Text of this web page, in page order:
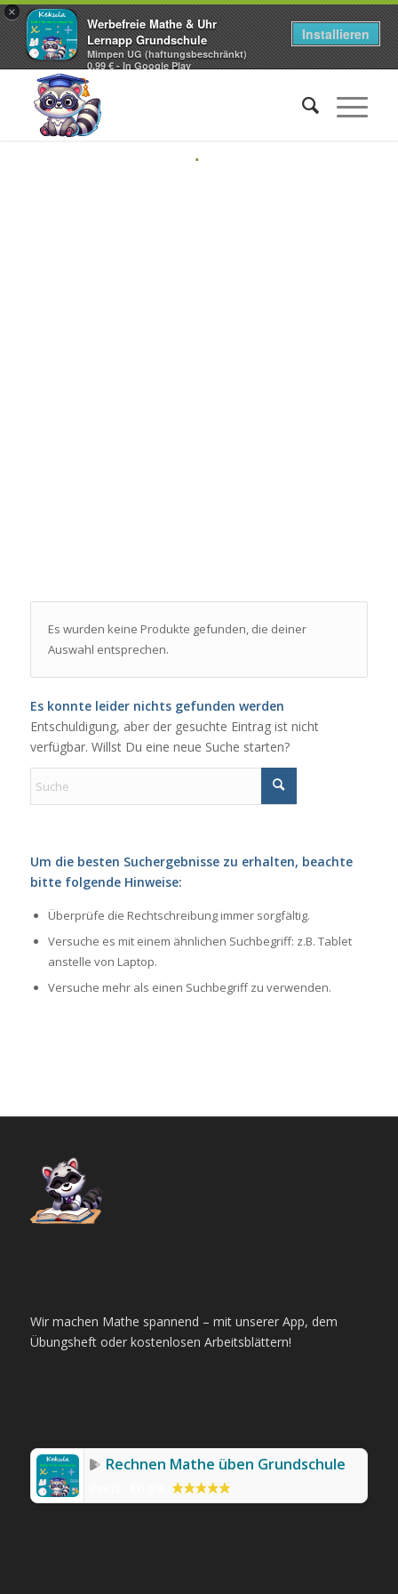
×
Werbefreie Mathe & Uhr
Lernapp Grundschule
Mimpen UG (haftungsbeschränkt)
0,99 € - In Google Play
Installieren
Es wurden keine Produkte gefunden, die deiner
Auswahl entsprechen.
Es konnte leider nichts gefunden werden
Entschuldigung, aber der gesuchte Eintrag ist nicht
verfügbar. Willst Du eine neue Suche starten?
Um die besten Suchergebnisse zu erhalten, beachte
bitte folgende Hinweise:
Überprüfe die Rechtschreibung immer sorgfältig.
Versuche es mit einem ähnlichen Suchbegriff: z.B. Tablet
anstelle von Laptop.
Versuche mehr als einen Suchbegriff zu verwenden.
Wir machen Mathe spannend – mit unserer App, dem
Übungsheft oder kostenlosen Arbeitsblättern!
Rechnen Mathe üben Grundschule